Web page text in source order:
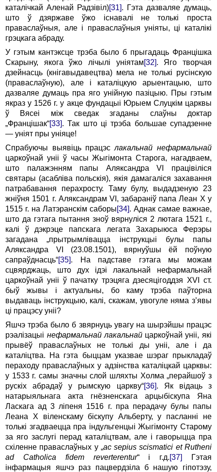
каталічкай Аленай Радзівіл)[31]. Гэта дазваляе думаць,
што ў дзяржаве ўжо існавалі не толькі проста
праваслаўныя, але і праваслаўныя уніяты, ці каталікі
грэцкага абраду.
У гэтым кантэксце трэба было б прыгадаць Францішка
Скарыну, якога ўжо лічылі уніятам[32]. Яго творчая
дзейнасць (кнігавыдавецтва) мела не толькі русінскую
(праваслаўную), але і каталіцкую арыентацыю, што
дазваляе думаць пра яго унійную пазіцыю. Пры гэтым
якраз у 1526 г. у акце фундацыі Юрыем Слуцкім царквы
ў Вясеі між сведак згаданы слаўны доктар
„Францішак“[33]. Так што ці трэба большае супадзенне
— уніят пры уніяце!
Спрабуючы выявіць працэслакальнай нефармальнай
царкоўнай уніі ў часы Жыгімонта Старога, нагадваем,
што палажэнням папы Аляксандра VI працівіліся
святары (асабліва польскія), якія дамагаліся захавання
патрабавання перахросту. Таму булу, выдадзеную 23
жніўня 1501 г. Аляксандрам VI, забараніў папа Леан Х у
1515 г. на Латэранскім саборы[34]. Аднак самае важнае,
што да гэтага пытання зноў вярнуліся 2 лютага 1521 г.,
калі ў дэкрэце папскага легата Захарыюса Ферэры
загадана „прытрымлівацца інструкцыі булы папы
Аляксандра VI (23.08.1501), вярнуўшы ёй поўную
сапраўднасць“[35]. На падставе гэтага мы можам
сцвярджаць, што дух ідэі лакальнай нефармальнай
царкоўнай уніі ў пачатку трэцяга дзесяцігоддзя XVI ст.
быў жывы і актуальны, бо каму трэба паўторна
выдаваць інструкцыю, калі, скажам, увогуле няма з’явы
ці працэсу уніі?
Яшчэ трэба было б звярнуць увагу на шырэйшы працэс
рэалізацыі нефармальнай лакальнайцаркоўнай уніі, які
прывёў праваслаўных не толькі ды уніі, але і да
каталіцтва. На гэта быццам указвае шэраг прыкладаў
пераходу праваслаўных у адзінства каталіцкай царквы:
у 1533 г. самы значны слой шляхты Холма „перайшоў з
рускіх абрадаў у рымскую царкву“[36]. Як відаць з
натарыяльнага акта гнёзненскага арцыбіскупа Яна
Ласкага ад 3 ліпеня 1516 г. пра перадачу булы папы
Леана Х віленскаму біскупу Альберту, у пасланні не
толькі згадваецца пра індульгенцыі Жыгімонту Старому
за яго заслугі перад каталіцтвам, але і гаворыцца пра
схіленне праваслаўных у „ac sepius scismatici et Rutheni
ad Catholica fidem reverterentur“ і г.д.[37]
Гэтая
інфармацыя яшчэ раз пацвердзіла б нашую гіпотэзу,